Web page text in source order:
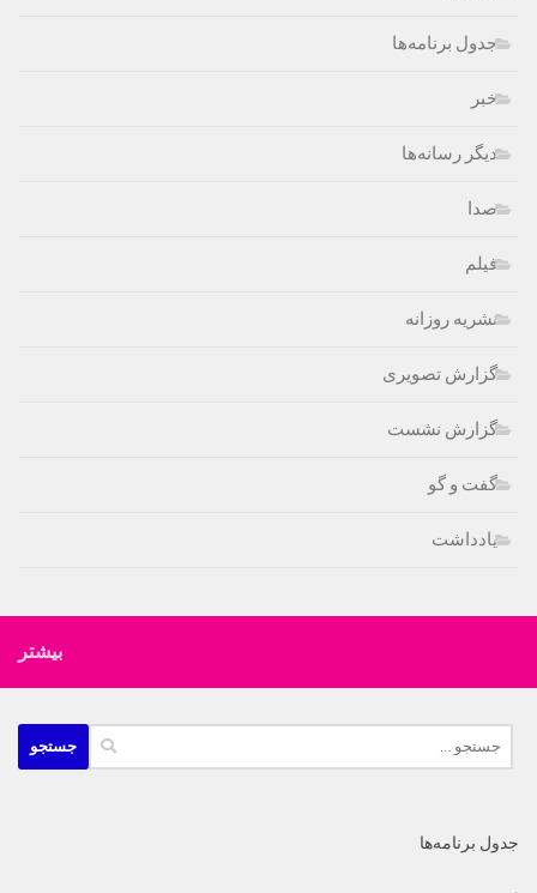
جدول برنامه‌ها
خبر
دیگر رسانه‌ها
صدا
فیلم
نشریه روزانه
گزارش تصویری
گزارش نشست
گفت و گو
یادداشت
بیشتر
برای:
جدول برنامه‌ها